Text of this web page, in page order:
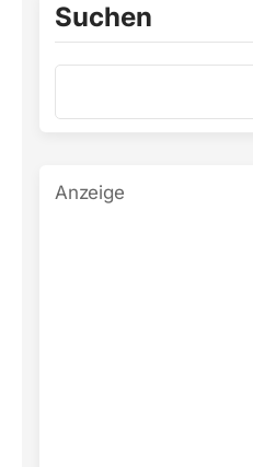
Suchen
Anzeige